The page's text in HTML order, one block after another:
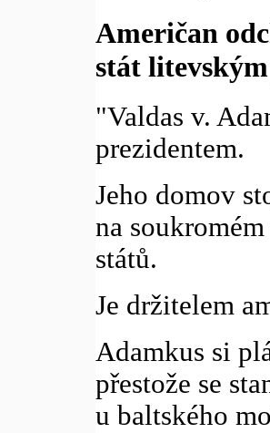
Američan
stát
"Valdas v.
prezidentem.
Jeho domov
na
států.
Je držitelem
Adamkus si
přestože se
u baltského